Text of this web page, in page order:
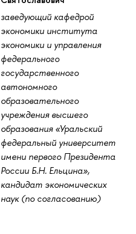
заведующий кафедрой
экономики института
экономики и управления
федерального
государственного
автономного
образовательного
учреждения высшего
образования «Уральский
федеральный университет
имени первого Президента
России Б.Н. Ельцина»,
кандидат экономических
наук (по согласованию)